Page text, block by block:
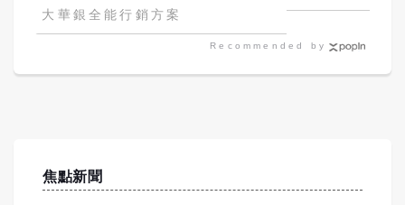
大華銀全能行銷方案
確保盟友戰
Recommended by
焦點新聞